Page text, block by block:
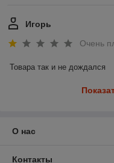
Игорь
Очень
Товара так и не дождался
О нас
Контакты